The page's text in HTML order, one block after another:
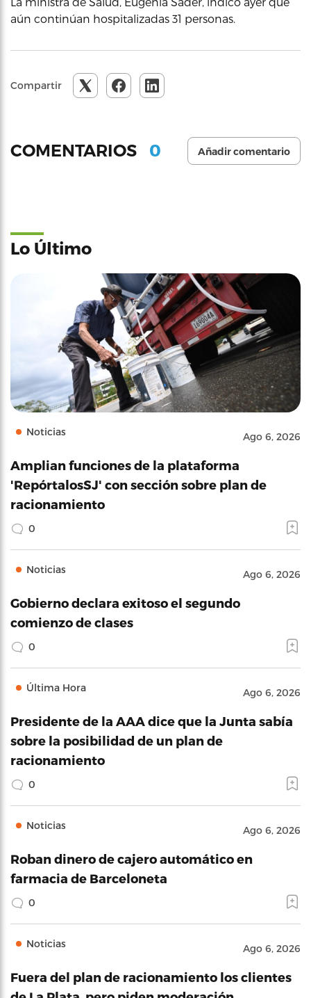
aún continúan hospitalizadas 31 personas.
Compartir
COMENTARIOS 0 Añadir comentario
Lo Último
Noticias Ago 6, 2026
Amplian funciones de la plataforma
'RepórtalosSJ' con sección sobre plan de
racionamiento
0
Noticias Ago 6, 2026
Gobierno declara exitoso el segundo
comienzo de clases
0
Última Hora Ago 6, 2026
Presidente de la AAA dice que la Junta sabía
sobre la posibilidad de un plan de
racionamiento
0
Noticias Ago 6, 2026
Roban dinero de cajero automático en
farmacia de Barceloneta
0
Noticias Ago 6, 2026
Fuera del plan de racionamiento los clientes